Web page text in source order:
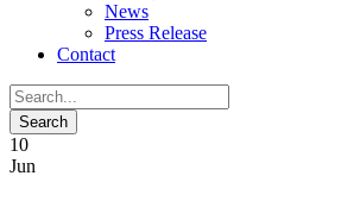
News
Press Release
Contact
10
Jun